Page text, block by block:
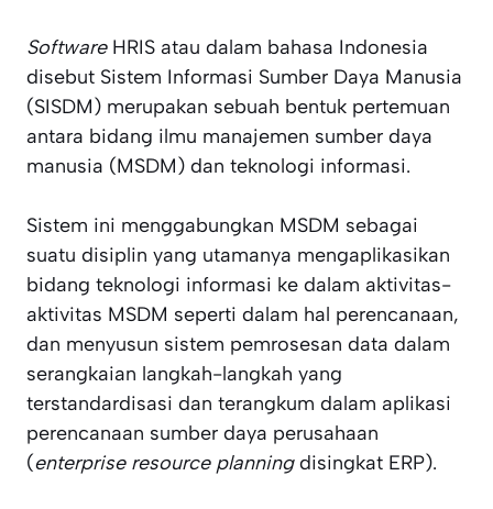
SoftwareHRIS atau dalam bahasa Indonesia
disebut Sistem Informasi Sumber Daya Manusia
(SISDM) merupakan sebuah bentuk pertemuan
antara bidang ilmu manajemen sumber daya
manusia (MSDM) dan teknologi informasi.
Sistem ini menggabungkan MSDM sebagai
suatu disiplin yang utamanya mengaplikasikan
bidang teknologi informasi ke dalam aktivitas-
aktivitas MSDM seperti dalam hal perencanaan,
dan menyusun sistem pemrosesan data dalam
serangkaian langkah-langkah yang
terstandardisasi dan terangkum dalam aplikasi
perencanaan sumber daya perusahaan
(enterprise resource planningdisingkat ERP).